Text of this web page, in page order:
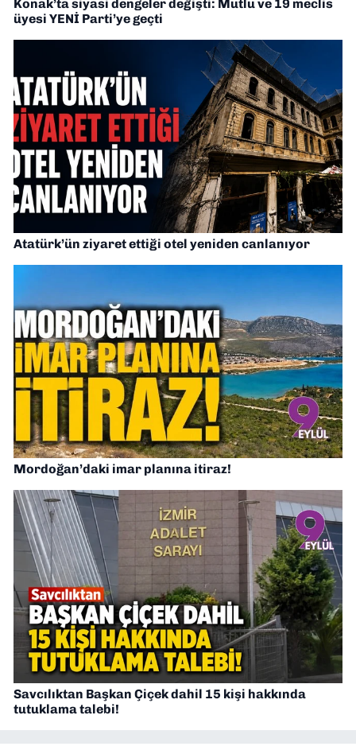
Konak’ta siyasi dengeler değişti: Mutlu ve 19 meclis
üyesi YENİ Parti’ye geçti
Atatürk’ün ziyaret ettiği otel yeniden canlanıyor
Mordoğan’daki imar planına itiraz!
Savcılıktan Başkan Çiçek dahil 15 kişi hakkında
tutuklama talebi!